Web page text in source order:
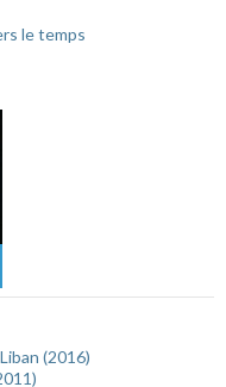
le temps
(2016)